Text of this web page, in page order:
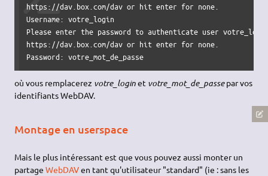
https://dav.box.com/dav or hit enter for none.
Username: votre_login
Please enter the password to authenticate user
https://dav.box.com/dav or hit enter for none.
Password: votre_mot_de_passe
où vous remplacerez votre_loginet votre_mot_de_passepar vos
identifiants WebDAV.
Montage en userspace
Mais le plus intéressant est que vous pouvez aussi monter un
partageWebDAVen tant qu'utilisateur "standard" (ie : sans les